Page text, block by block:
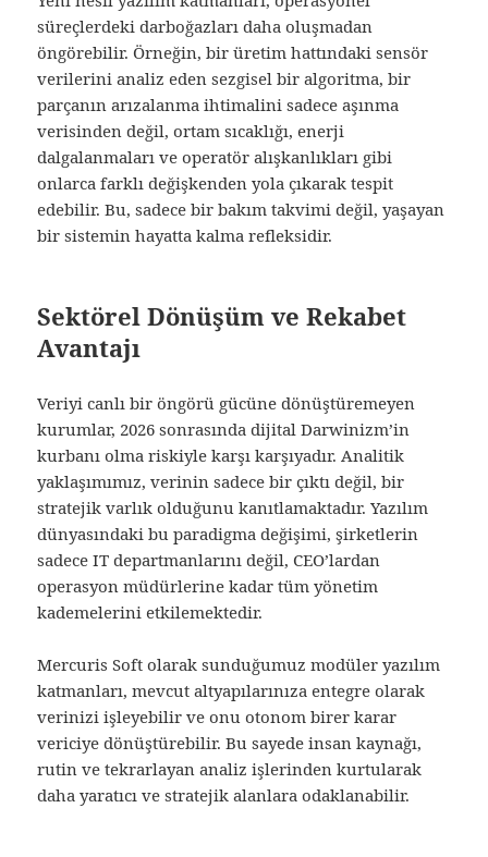
süreçlerdeki darboğazları daha oluşmadan
öngörebilir. Örneğin, bir üretim hattındaki sensör
verilerini analiz eden sezgisel bir algoritma, bir
parçanın arızalanma ihtimalini sadece aşınma
verisinden değil, ortam sıcaklığı, enerji
dalgalanmaları ve operatör alışkanlıkları gibi
onlarca farklı değişkenden yola çıkarak tespit
edebilir. Bu, sadece bir bakım takvimi değil, yaşayan
bir sistemin hayatta kalma refleksidir.
Sektörel Dönüşüm ve Rekabet
Avantajı
Veriyi canlı bir öngörü gücüne dönüştüremeyen
kurumlar, 2026 sonrasında dijital Darwinizm’in
kurbanı olma riskiyle karşı karşıyadır. Analitik
yaklaşımımız, verinin sadece bir çıktı değil, bir
stratejik varlık olduğunu kanıtlamaktadır. Yazılım
dünyasındaki bu paradigma değişimi, şirketlerin
sadece IT departmanlarını değil, CEO’lardan
operasyon müdürlerine kadar tüm yönetim
kademelerini etkilemektedir.
Mercuris Soft olarak sunduğumuz modüler yazılım
katmanları, mevcut altyapılarınıza entegre olarak
verinizi işleyebilir ve onu otonom birer karar
vericiye dönüştürebilir. Bu sayede insan kaynağı,
rutin ve tekrarlayan analiz işlerinden kurtularak
daha yaratıcı ve stratejik alanlara odaklanabilir.